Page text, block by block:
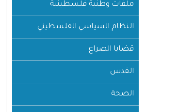
ملفات وطنية فلسطينية
النظام السياسي الفلسطيني
قضايا الصراع
القدس
الصحة